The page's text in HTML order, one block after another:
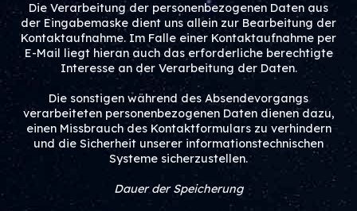
Die Verarbeitung der personenbezogenen Daten aus
der Eingabemaske dient uns allein zur Bearbeitung der
Kontaktaufnahme. Im Falle einer Kontaktaufnahme per
E-Mail liegt hieran auch das erforderliche berechtigte
Interesse an der Verarbeitung der Daten.
Die sonstigen während des Absendevorgangs
verarbeiteten personenbezogenen Daten dienen dazu,
einen Missbrauch des Kontaktformulars zu verhindern
und die Sicherheit unserer informationstechnischen
Systeme sicherzustellen.
Dauer der Speicherung